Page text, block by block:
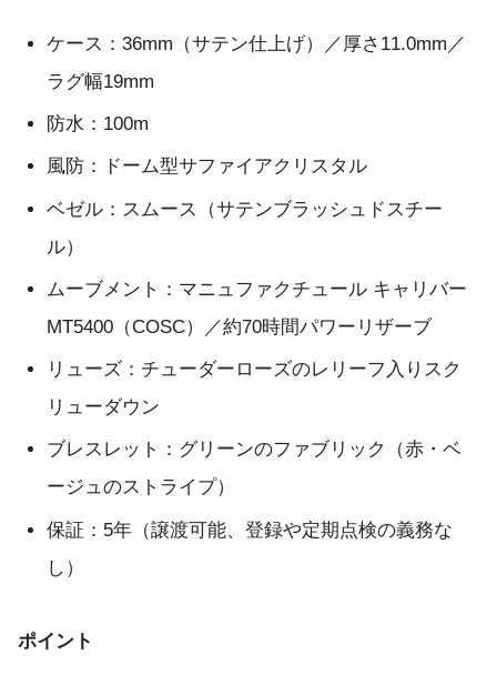
ケース：36mm（サテン仕上げ）／厚さ11.0mm／
ラグ幅19mm
防水：100m
風防：ドーム型サファイアクリスタル
ベゼル：スムース（サテンブラッシュドスチー
ル）
ムーブメント：マニュファクチュール キャリバー
MT5400（COSC）／約70時間パワーリザーブ
リューズ：チューダーローズのレリーフ入りスク
リューダウン
ブレスレット：グリーンのファブリック（赤・ベ
ージュのストライプ）
保証：5年（譲渡可能、登録や定期点検の義務な
し）
ポイント